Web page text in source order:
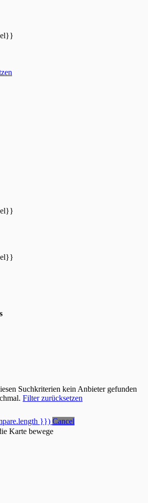
Suchkriterien kein Anbieter gefunden
Filter zurücksetzen
}}) Cancel
Karte bewege